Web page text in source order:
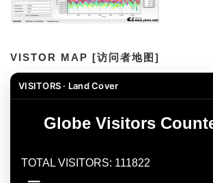
VISTOR MAP [访问者地图]
VISITORS · Land Cover